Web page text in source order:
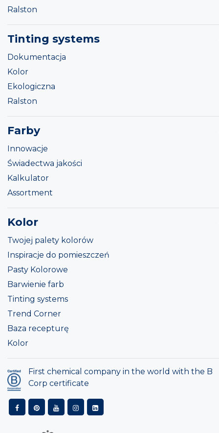
Ralston
Tinting systems
Dokumentacja
Kolor
Ekologiczna
Ralston
Farby
Innowacje
Świadectwa jakości
Kalkulator
Assortment
Kolor
Twojej palety kolorów
Inspiracje do pomieszczeń
Pasty Kolorowe
Barwienie farb
Tinting systems
Trend Corner
Baza recepturę
Kolor
First chemical company in the world with the B
Corp certificate